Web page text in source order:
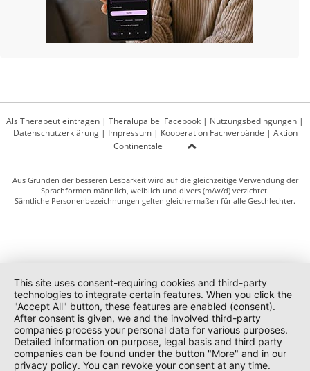
Als Therapeut eintragen | Theralupa bei Facebook | Nutzungsbedingungen |
Datenschutzerklärung| Impressum| Kooperation Fachverbände | Aktion
Continentale
Aus Gründen der besseren Lesbarkeit wird auf die gleichzeitige Verwendung der
Sprachformen männlich, weiblich und divers (m/w/d) verzichtet.
Sämtliche Personenbezeichnungen gelten gleichermaßen für alle Geschlechter.
This site uses consent-requiring cookies and third-party
technologies to integrate certain features. When you click the
"Accept All" button, these features are enabled (consent).
After consent is given, we and the involved third-party
companies process your personal data for various purposes.
Detailed information on purpose, legal basis and third party
companies can be found under the button "More" and in our
privacy policy. You can revoke your consent at any time.